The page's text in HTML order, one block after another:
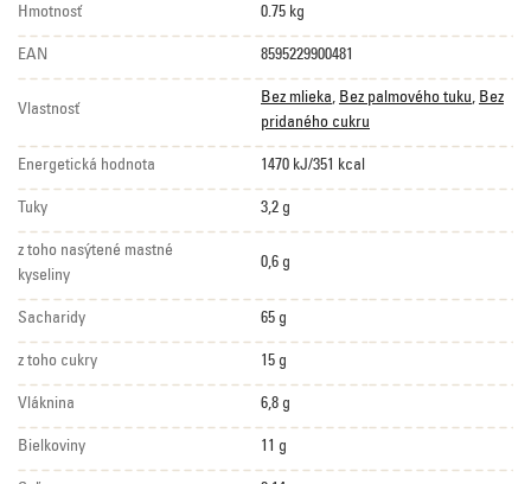
Hmotnosť 0.75 kg
EAN 8595229900481
Vlastnosť
Bez mlieka, Bez palmového tuku, Bez
pridaného cukru
Energetická hodnota 1470 kJ/351 kcal
Tuky 3,2 g
z toho nasýtené mastné
kyseliny
0,6 g
Sacharidy 65 g
z toho cukry 15 g
Vláknina 6,8 g
Bielkoviny 11 g